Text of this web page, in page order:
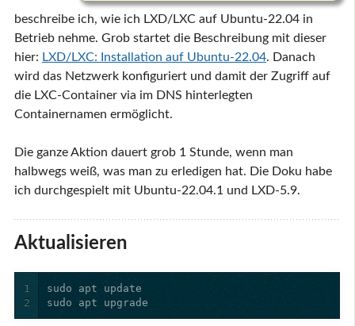
beschreibe ich, wie ich LXD/LXC auf Ubuntu-22.04 in
Betrieb nehme. Grob startet die Beschreibung mit dieser
hier: LXD/LXC: Installation auf Ubuntu-22.04. Danach
wird das Netzwerk konfiguriert und damit der Zugriff auf
die LXC-Container via im DNS hinterlegten
Containernamen ermöglicht.
Die ganze Aktion dauert grob 1 Stunde, wenn man
halbwegs weiß, was man zu erledigen hat. Die Doku habe
ich durchgespielt mit Ubuntu-22.04.1 und LXD-5.9.
Aktualisieren
1
2
sudo apt upgrade